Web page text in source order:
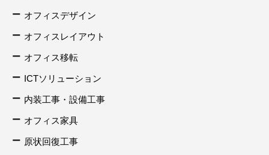
オフィスデザイン
オフィスレイアウト
オフィス移転
ICTソリューション
内装工事・設備工事
オフィス家具
原状回復工事